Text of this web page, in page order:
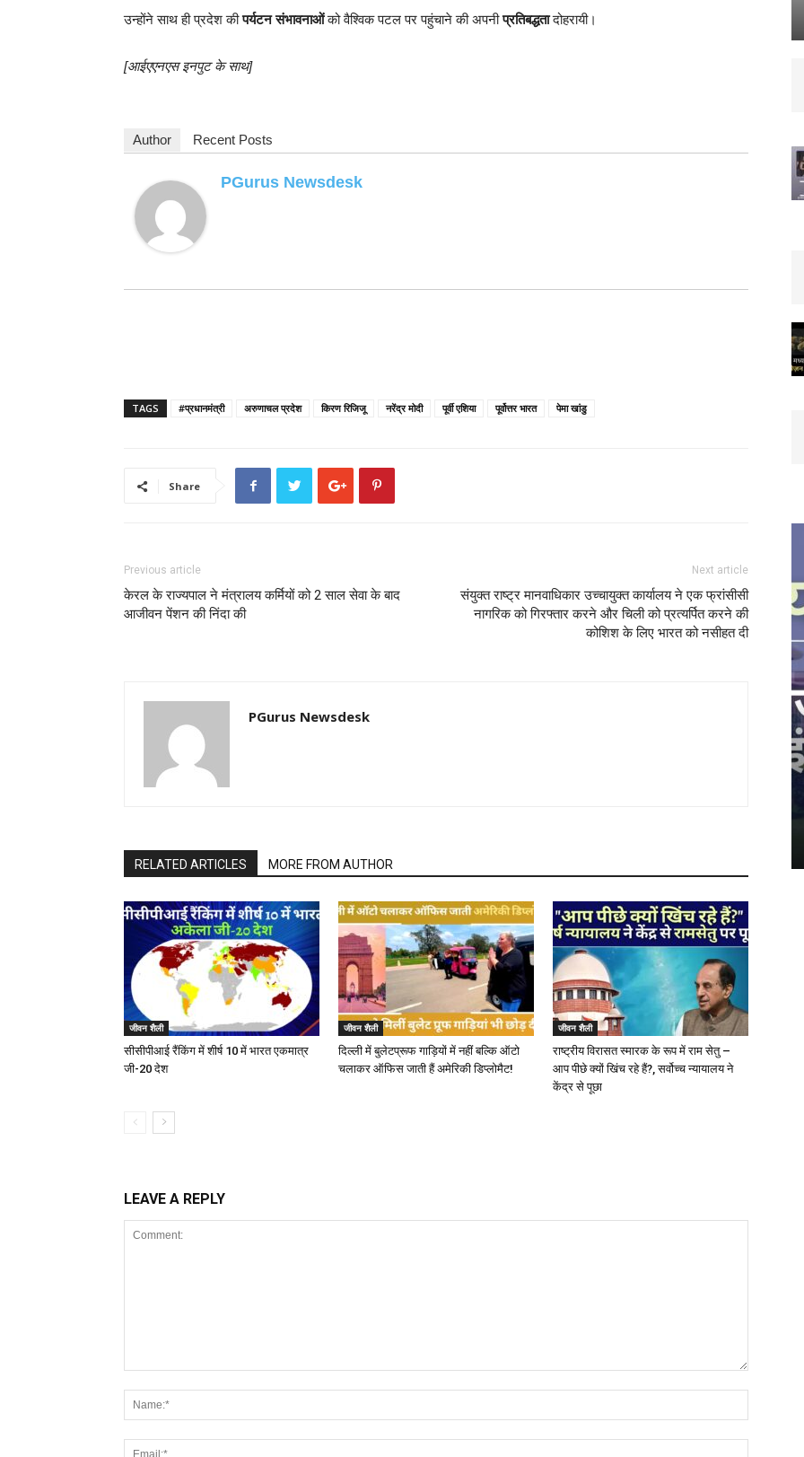
उन्होंने साथ ही प्रदेश कीपर्यटन संभावनाओंको वैश्विक पटल पर पहुंचाने की अपनीप्रतिबद्धतादोहरायी।
[आईएएनएस इनपुट के साथ]
Author Recent Posts
PGurus Newsdesk
TAGS #प्रधानमंत्री अरुणाचल प्रदेश किरण रिजिजू नरेंद्र मोदी पूर्वी एशिया पूर्वोत्तर भारत पेमा खांडु
Share
Previous article
केरल के राज्यपाल ने मंत्रालय कर्मियों को 2 साल सेवा के बाद
आजीवन पेंशन की निंदा की
Next article
संयुक्त राष्ट्र मानवाधिकार उच्चायुक्त कार्यालय ने एक फ्रांसीसी
नागरिक को गिरफ्तार करने और चिली को प्रत्यर्पित करने की
कोशिश के लिए भारत को नसीहत दी
PGurus Newsdesk
RELATED ARTICLES MORE FROM AUTHOR
जीवन शैली
सीसीपीआई रैंकिंग में शीर्ष 10 में भारत एकमात्र
जी-20 देश
जीवन शैली
दिल्ली में बुलेटप्रूफ गाड़ियों में नहीं बल्कि ऑटो
चलाकर ऑफिस जाती हैं अमेरिकी डिप्लोमैट!
जीवन शैली
राष्ट्रीय विरासत स्मारक के रूप में राम सेतु –
आप पीछे क्यों खिंच रहे हैं?, सर्वोच्च न्यायालय ने
केंद्र से पूछा
LEAVE A REPLY